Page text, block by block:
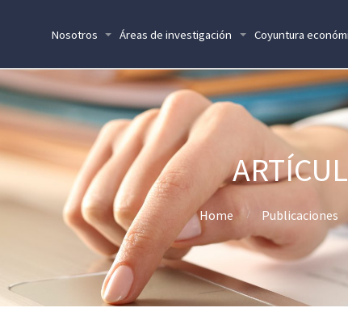
Nosotros Áreas de investigación Coyuntura
Home Publicaciones